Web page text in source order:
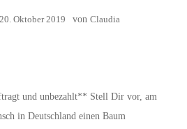
20. Oktober 2019 von Claudia
und unbezahlt** Stell Dir vor, am
in Deutschland einen Baum